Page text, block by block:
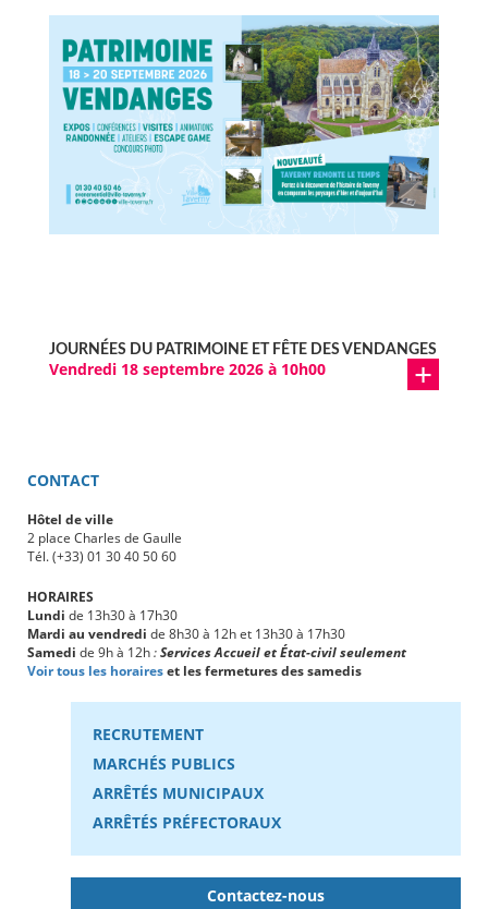
JOURNÉES DU PATRIMOINE ET FÊTE DES VENDANGES
Vendredi 18 septembre 2026 à 10h00
CONTACT
Hôtel de ville
2 place Charles de Gaulle
Tél. (+33) 01 30 40 50 60
HORAIRES
Lundi de 13h30 à 17h30
Mardi au vendredi de 8h30 à 12h et 13h30 à 17h30
Samedi de 9h à 12h:Services Accueil et État-civil seulement
Voir tous les horaireset les fermetures des samedis
RECRUTEMENT
MARCHÉS PUBLICS
ARRÊTÉS MUNICIPAUX
ARRÊTÉS PRÉFECTORAUX
Contactez-nous